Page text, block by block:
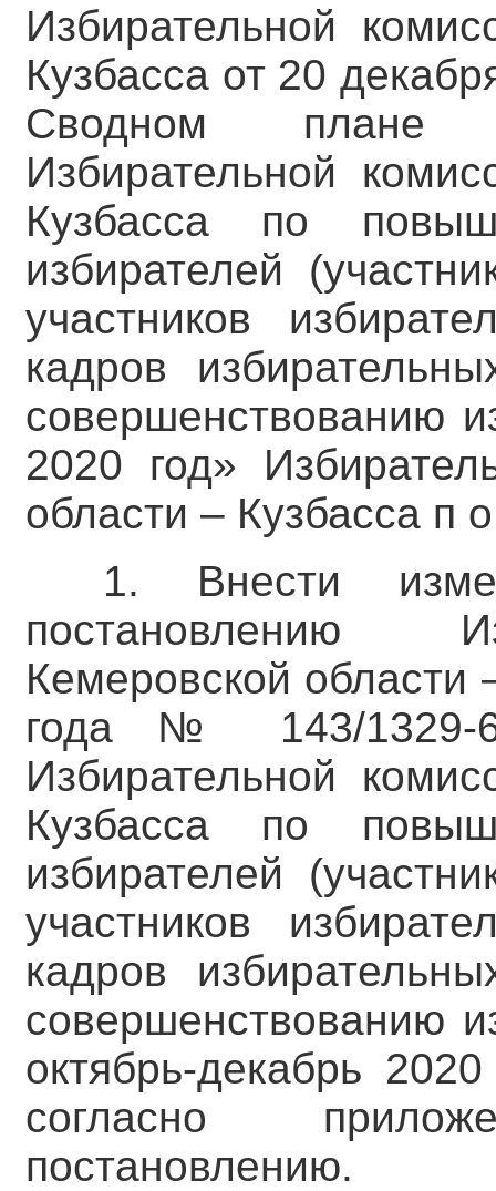
Избирательной
Кузбасса от 20
Сводном плане
Избирательной
Кузбасса по
избирателей
участников
кадров
совершенствованию
2020 год»
области – Кузбасса п
1. Внести
постановлению
Кемеровской области
года № 143/1329-
Избирательной
Кузбасса по
избирателей
участников
кадров
совершенствованию
октябрь-декабрь
согласно
постановлению.